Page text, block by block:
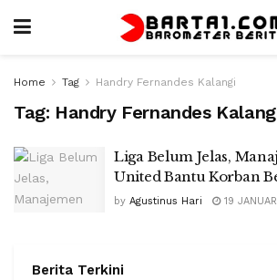
Home Tag Handry Fernandes Kalangi
Tag: Handry Fernandes
Liga Belum Jelas,
United Bantu Korban
by Agustinus Hari 19
Berita Terkini